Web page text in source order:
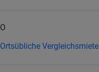
O
Ortsübliche Vergleichsmiete